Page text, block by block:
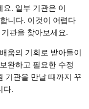
. 일부 기관은 이
니다. 이것이 어렵다
관을 찾아보세요.
움의 기회로 받아들이
완하고 필요한 수정
기관을 만날 때까지 꾸
다.